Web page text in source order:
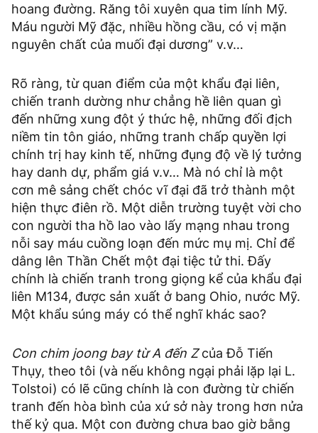
hoang đường. Răng tôi xuyên qua tim lính Mỹ.
Máu người Mỹ đặc, nhiều hồng cầu, có vị mặn
nguyên chất của muối đại dương” v.v…
Rõ ràng, từ quan điểm của một khẩu đại liên,
chiến tranh dường như chẳng hề liên quan gì
đến những xung đột ý thức hệ, những đối địch
niềm tin tôn giáo, những tranh chấp quyền lợi
chính trị hay kinh tế, những đụng độ về lý tưởng
hay danh dự, phẩm giá v.v… Mà nó chỉ là một
cơn mê sảng chết chóc vĩ đại đã trở thành một
hiện thực điên rồ. Một diễn trường tuyệt vời cho
con người tha hồ lao vào lấy mạng nhau trong
nỗi say máu cuồng loạn đến mức mụ mị. Chỉ để
dâng lên Thần Chết một đại tiệc tử thi. Đấy
chính là chiến tranh trong giọng kể của khẩu đại
liên M134, được sản xuất ở bang Ohio, nước Mỹ.
Một khẩu súng máy có thể nghĩ khác sao?
Con chim joong bay từ A đến Zcủa Đỗ Tiến
Thụy, theo tôi (và nếu không ngại phải lặp lại L.
Tolstoi) có lẽ cũng chính là con đường từ chiến
tranh đến hòa bình của xứ sở này trong hơn nửa
thế kỷ qua. Một con đường chưa bao giờ bằng